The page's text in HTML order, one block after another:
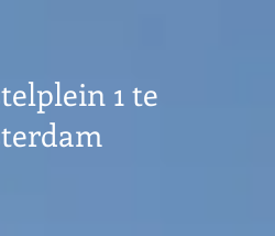
1 te